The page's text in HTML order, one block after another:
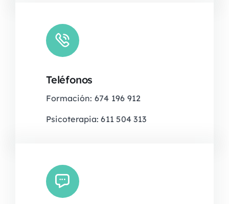
Teléfonos
Formación: 674 196 912
Psicoterapia: 611 504 313